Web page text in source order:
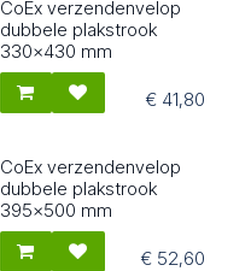
25022
CoEx verzendenvelop
dubbele plakstrook
330x430 mm
€ 41,80
25023
CoEx verzendenvelop
dubbele plakstrook
395x500 mm
€ 52,60